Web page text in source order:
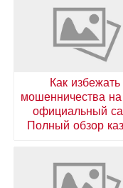
Как избежать
мошенничества
официальный
Полный обзор